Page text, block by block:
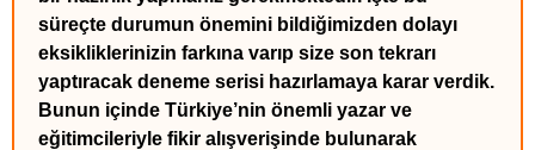
süreçte durumun önemini bildiğimizden dolayı
eksikliklerinizin farkına varıp size son tekrarı
yaptıracak deneme serisi hazırlamaya karar verdik.
Bunun içinde Türkiye’nin önemli yazar ve
eğitimcileriyle fikir alışverişinde bulunarak